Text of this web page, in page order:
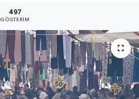
497
GÖSTERIM